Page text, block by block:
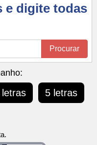
e digite todas
Procurar
5 letras